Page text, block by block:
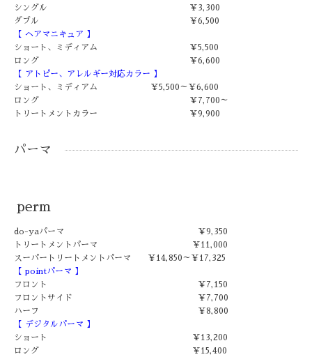
シングル ￥3,300
ダブル ￥6,500
【 ヘアマニキュア 】
ショート、ミディアム ￥5,500
ロング ￥6,600
【 アトピー、アレルギー対応カラー 】
ショート、ミディアム ￥5,500～￥6,600
ロング ￥7,700～
トリートメントカラー ￥9,900
パーマ
perm
do-yaパーマ ￥9,350
トリートメントパーマ ￥11,000
スーパートリートメントパーマ ￥14,850～￥17,325
【 pointパーマ 】
フロント ￥7,150
フロントサイド ￥7,700
ハーフ ￥8,800
【 デジタルパーマ 】
ショート ￥13,200
ロング ￥15,400